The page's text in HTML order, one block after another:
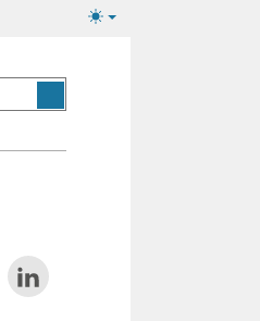
Lichte/donkere